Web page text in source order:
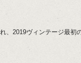
、2019ヴィンテージ最初